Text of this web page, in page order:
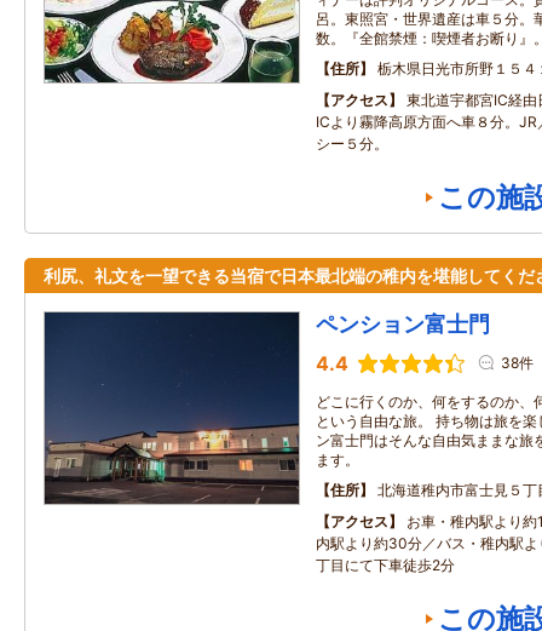
呂。東照宮・世界遺産は車５分。
数。『全館禁煙：喫煙者お断り』
住所
栃木県日光市所野１５４
アクセス
東北道宇都宮IC経
ICより霧降高原方面へ車８分。
シー５分。
この施
利尻、礼文を一望できる当宿で日本最北端の稚内を堪能してくだ
ペンション富士門
4.4 38件
どこに行くのか、何をするのか、
という自由な旅。 持ち物は旅を
ン富士門はそんな自由気ままな旅
ます。
住所
北海道稚内市富士見５
アクセス
お車・稚内駅より
内駅より約30分／バス・稚内駅
丁目にて下車徒歩2分
この施